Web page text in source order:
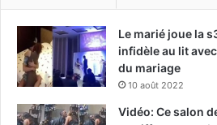
Le marié joue la
infidèle au lit
du mariage
10 août 2022
Vidéo: Ce salon